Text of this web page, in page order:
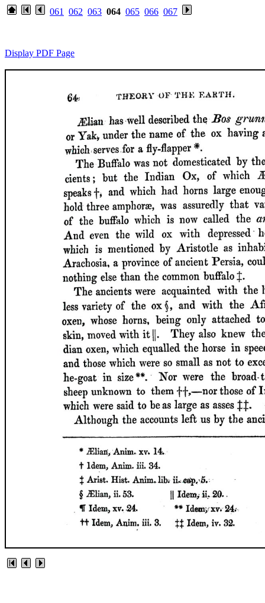
061 062 063 064 065 066 067
Display PDF Page